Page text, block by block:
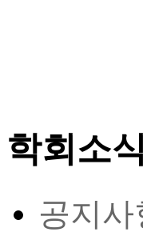
학회소식
공지사